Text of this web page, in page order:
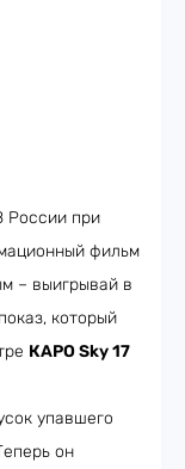
России при
фильм
– выигрывай в
который
КАРО Sky 17
упавшего
он